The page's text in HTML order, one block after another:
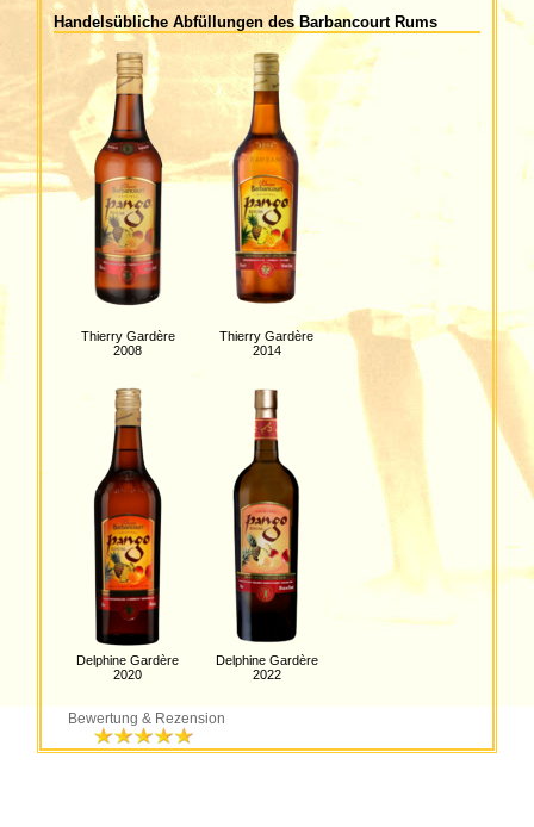
Handelsübliche Abfüllungen des Barbancourt Rums
Thierry Gardère
2008
Thierry Gardère
2014
Delphine Gardère
2020
Delphine Gardère
2022
Bewertung & Rezension